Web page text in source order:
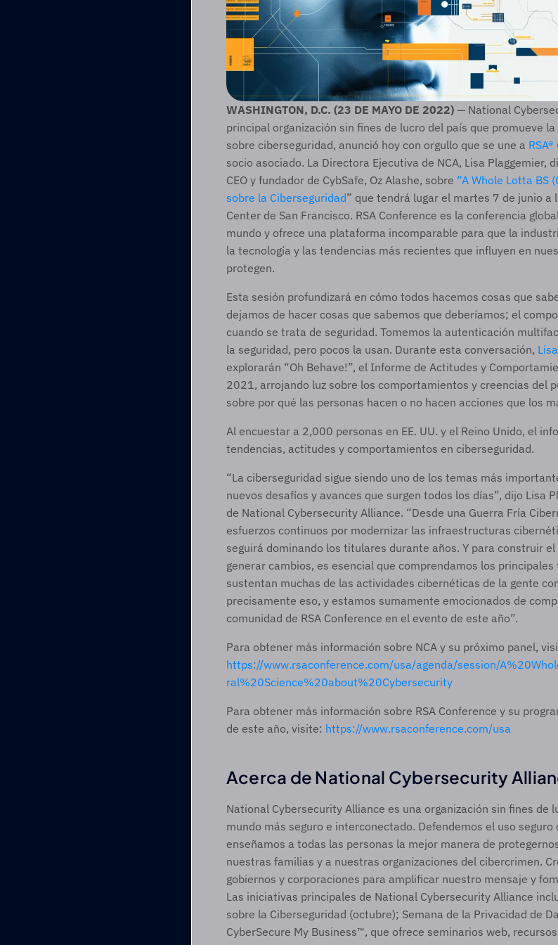
WASHINGTON, D.C. (23 DE MAYO DE 2022) — National
principal organización sin fines de lucro del país que promueve
sobre ciberseguridad, anunció hoy con orgullo que se une a
socio asociado. La Directora Ejecutiva de NCA, Lisa Plaggemier,
CEO y fundador de CybSafe, Oz Alashe, sobre “A Whole Lotta BS
sobre la Ciberseguridad” que tendrá lugar el martes 7 de junio a
Center de San Francisco. RSA Conference es la conferencia
mundo y ofrece una plataforma incomparable para que la
la tecnología y las tendencias más recientes que influyen en
protegen.
Esta sesión profundizará en cómo todos hacemos cosas que
dejamos de hacer cosas que sabemos que deberíamos; el
cuando se trata de seguridad. Tomemos la autenticación
la seguridad, pero pocos la usan. Durante esta conversación,
explorarán “Oh Behave!”, el Informe de Actitudes y
2021, arrojando luz sobre los comportamientos y creencias del
sobre por qué las personas hacen o no hacen acciones que los
Al encuestar a 2,000 personas en EE. UU. y el Reino Unido, el
tendencias, actitudes y comportamientos en ciberseguridad.
“La ciberseguridad sigue siendo uno de los temas más
nuevos desafíos y avances que surgen todos los días”, dijo Lisa
de National Cybersecurity Alliance. “Desde una Guerra Fría
esfuerzos continuos por modernizar las infraestructuras
seguirá dominando los titulares durante años. Y para construir
generar cambios, es esencial que comprendamos los
sustentan muchas de las actividades cibernéticas de la gente
precisamente eso, y estamos sumamente emocionados de
comunidad de RSA Conference en el evento de este año”.
https://www.rsaconference.com/usa/agenda/session/
ral%20Science%20about%20Cybersecurity
Para obtener más información sobre RSA Conference y su
de este año, visite: https://www.rsaconference.com/usa
Acerca de National Cybersecurity
National Cybersecurity Alliance es una organización sin fines de
mundo más seguro e interconectado. Defendemos el uso
enseñamos a todas las personas la mejor manera de
nuestras familias y a nuestras organizaciones del cibercrimen.
gobiernos y corporaciones para amplificar nuestro mensaje y
Las iniciativas principales de National Cybersecurity Alliance
sobre la Ciberseguridad (octubre); Semana de la Privacidad de
CyberSecure My Business™, que ofrece seminarios web,